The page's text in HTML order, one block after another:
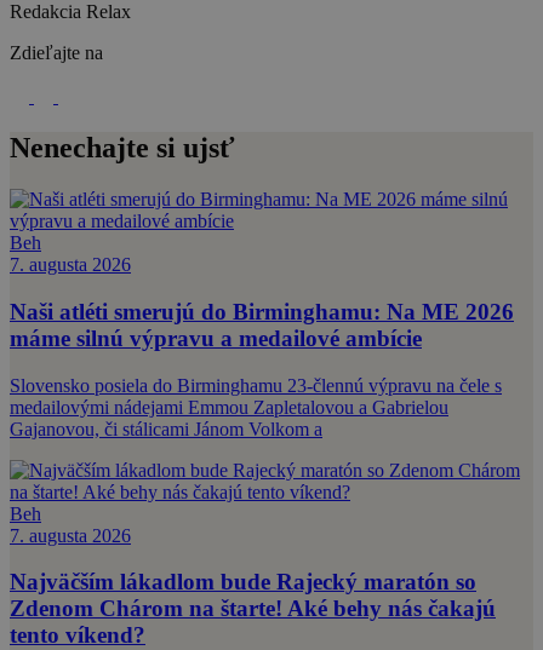
Redakcia Relax
Zdieľajte na
Nenechajte si ujsť
Beh
7. augusta 2026
Naši atléti smerujú do Birminghamu: Na ME 2026
máme silnú výpravu a medailové ambície
Slovensko posiela do Birminghamu 23-člennú výpravu na čele s
medailovými nádejami Emmou Zapletalovou a Gabrielou
Gajanovou, či stálicami Jánom Volkom a
Beh
7. augusta 2026
Najväčším lákadlom bude Rajecký maratón so
Zdenom Chárom na štarte! Aké behy nás čakajú
tento víkend?